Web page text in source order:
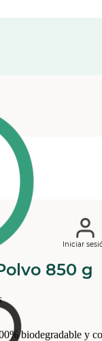
Iniciar
850 g
biodegradable y